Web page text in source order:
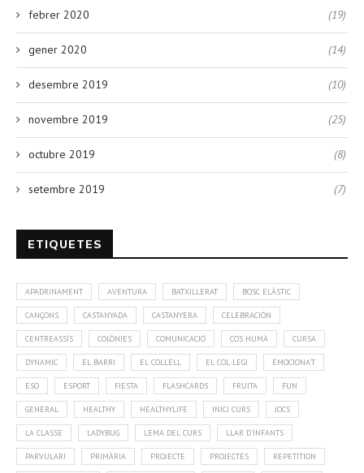
febrer 2020 (19)
gener 2020 (14)
desembre 2019 (10)
novembre 2019 (25)
octubre 2019 (8)
setembre 2019 (7)
ETIQUETES
APADRINAMENT AVENTURA BATXILLERAT BOSC ELÀSTIC
CANÇONS CASTANYADA CASTANYERA CELEBRACIÓN
CENTREASSÍS COLÒNIES COMUNICACIÓ COS HUMÀ CURSA
DYNAMIC EL BARRI EL COLLELL EL COL·LEGI EMOCIONA'T
ESO ESPORT FIESTA FLASHCARDS FRUITA FUN
GENERAL HEALTHY HEALTHYLIFE INICI CURS JOCS
LA CLASSE LADYBUG LEMA DEL CURS LLAR D'INFANTS
PARVULARI PRIMÀRIA PROJECTE PROJECTES REPETITION